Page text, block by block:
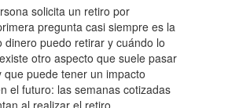
solicita un retiro por
pregunta casi siempre es la
dinero puedo retirar y cuándo lo
otro aspecto que suele pasar
que puede tener un impacto
el futuro: las semanas cotizadas
al realizar el retiro.